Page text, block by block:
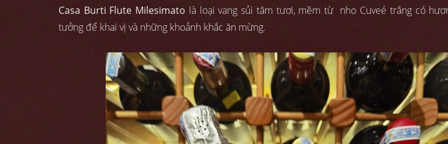
Casa Burti Flute Milesimato là loại vang sủi tăm tươi, mềm từ nho Cuveé trắng có
tưởng để khai vị và những khoảnh khắc ăn mừng.